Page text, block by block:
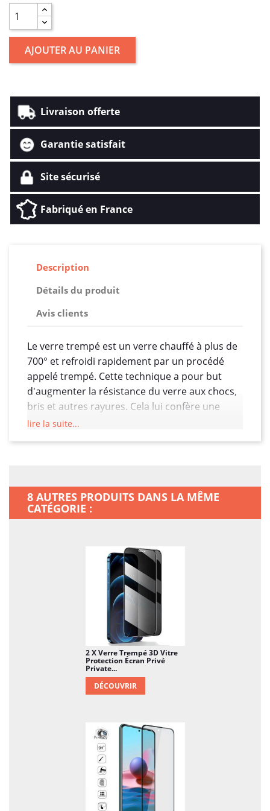
AJOUTER AU PANIER
Livraison offerte
Garantie satisfait
Site sécurisé
Fabriqué en France
Description
Détails du produit
Avis clients
Le verre trempé est un verre chauffé à plus de
700° et refroidi rapidement par un procédé
appelé trempé. Cette technique a pour but
d'augmenter la résistance du verre aux chocs,
bris et autres rayures. Cela lui confère une
résistance 5 fois supérieure au verre
verre de sécurité et peut être utilisé pour
certaines applications comme pour un écran
mobilier urbain, les parois intérieures, les
portes et fenêtres dans les lieux publics …
lire la suite...
8 AUTRES PRODUITS DANS LA MÊME
CATÉGORIE :
2 X Verre Trempé 3D Vitre
Protection Écran Privé
Private...
DÉCOUVRIR